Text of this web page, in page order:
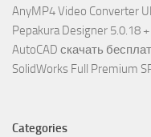
AnyMP4 Video Converter
Pepakura Designer 5.0.18
AutoCAD скачать
SolidWorks Full Premium
Categories